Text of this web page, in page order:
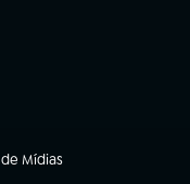
Mídias